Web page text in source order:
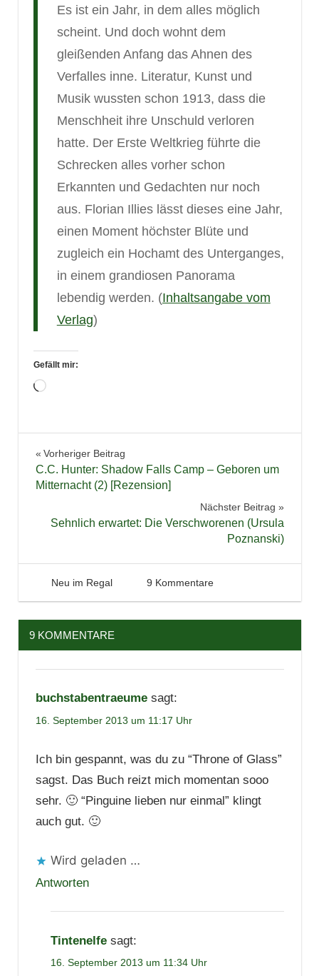
Es ist ein Jahr, in dem alles möglich
scheint. Und doch wohnt dem
gleißenden Anfang das Ahnen des
Verfalles inne. Literatur, Kunst und
Musik wussten schon 1913, dass die
Menschheit ihre Unschuld verloren
hatte. Der Erste Weltkrieg führte die
Schrecken alles vorher schon
Erkannten und Gedachten nur noch
aus. Florian Illies lässt dieses eine Jahr,
einen Moment höchster Blüte und
zugleich ein Hochamt des Unterganges,
in einem grandiosen Panorama
lebendig werden. (Inhaltsangabe vom
Verlag)
Gefällt mir:
Wird
Beitragsnavigation
Vorheriger Beitrag
C.C. Hunter: Shadow Falls Camp – Geboren um
Mitternacht (2) [Rezension]
Nächster Beitrag
Sehnlich erwartet: Die Verschworenen (Ursula
Poznanski)
15. September 2013
Tintenhain
Neu im Regal 9 Kommentare
9 KOMMENTARE
buchstabentraeume sagt:
16. September 2013 um 11:17 Uhr
Ich bin gespannt, was du zu “Throne of Glass”
sagst. Das Buch reizt mich momentan sooo
sehr. 🙂 “Pinguine lieben nur einmal” klingt
auch gut. 🙂
Wird geladen …
Antworten
Tintenelfe sagt:
16. September 2013 um 11:34 Uhr